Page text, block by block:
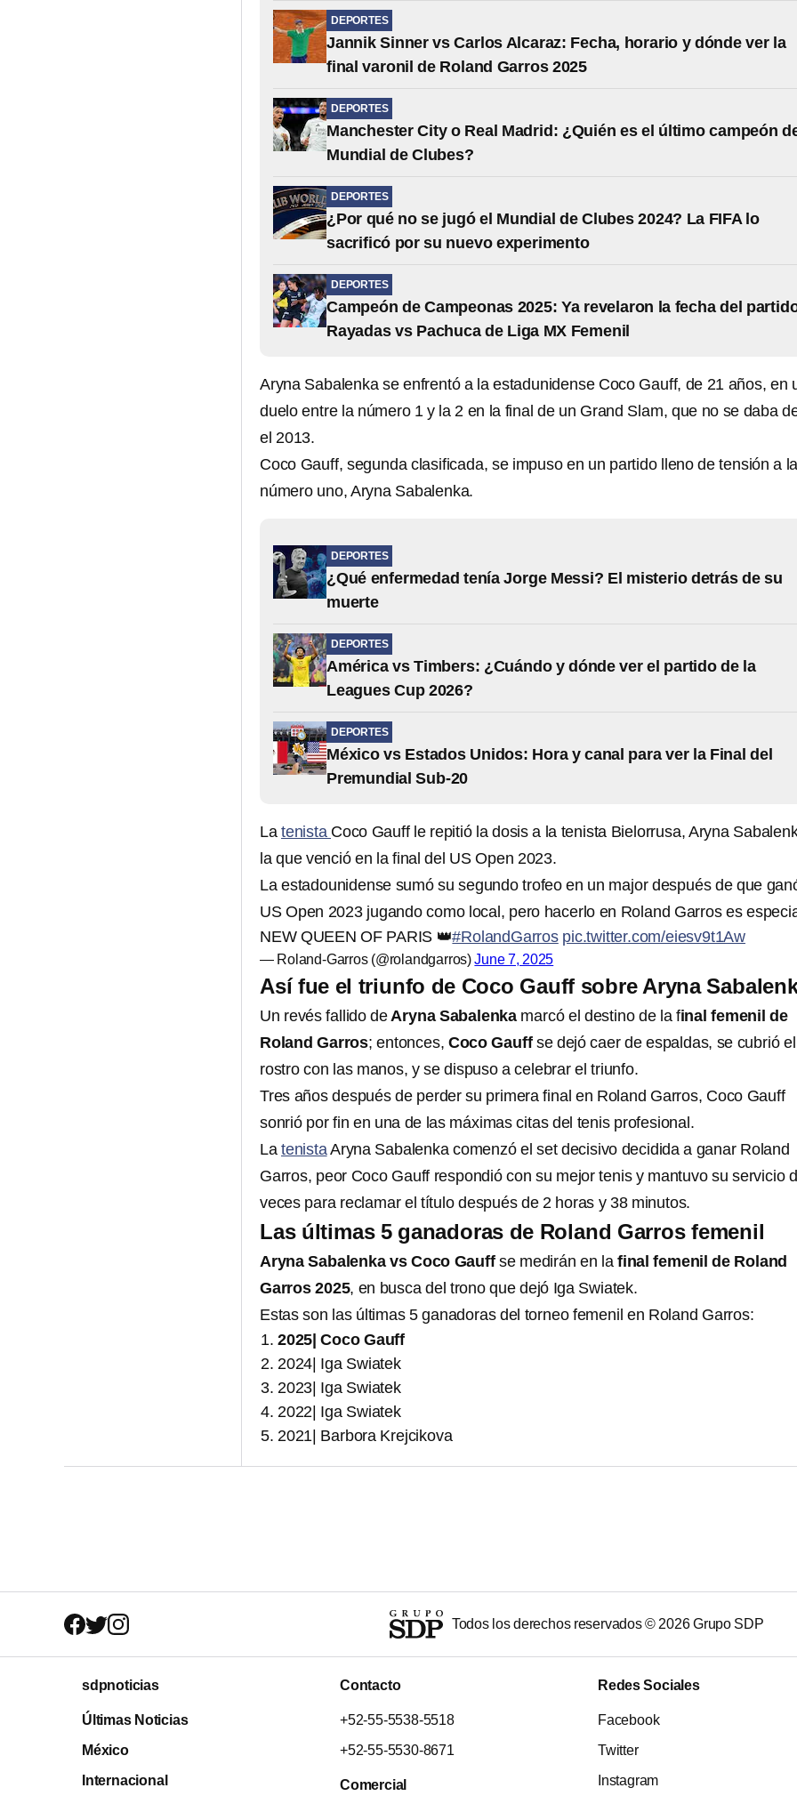
DEPORTES
Jannik Sinner vs Carlos Alcaraz: Fecha, horario y dónde ver la
final varonil de Roland Garros 2025
DEPORTES
Manchester City o Real Madrid: ¿Quién es el último campeón
Mundial de Clubes?
DEPORTES
¿Por qué no se jugó el Mundial de Clubes 2024? La FIFA lo
sacrificó por su nuevo experimento
DEPORTES
Campeón de Campeonas 2025: Ya revelaron la fecha del
Rayadas vs Pachuca de Liga MX Femenil
Aryna Sabalenka se enfrentó a la estadunidense Coco Gauff, de 21 años, en
duelo entre la número 1 y la 2 en la final de un Grand Slam, que no se daba
el 2013.
Coco Gauff, segunda clasificada, se impuso en un partido lleno de tensión a
número uno, Aryna Sabalenka.
DEPORTES
¿Qué enfermedad tenía Jorge Messi? El misterio detrás de su
muerte
DEPORTES
América vs Timbers: ¿Cuándo y dónde ver el partido de la
Leagues Cup 2026?
DEPORTES
México vs Estados Unidos: Hora y canal para ver la Final del
Premundial Sub-20
La tenista Coco Gauff le repitió la dosis a la tenista Bielorrusa, Aryna
la que venció en la final del US Open 2023.
La estadounidense sumó su segundo trofeo en un major después de que
US Open 2023 jugando como local, pero hacerlo en Roland Garros es
NEW QUEEN OF PARIS 👑#RolandGarros pic.twitter.com/eiesv9t1Aw
— Roland-Garros (@rolandgarros)June 7, 2025
Así fue el triunfo de Coco Gauff sobre Aryna
Un revés fallido deAryna Sabalenka marcó el destino de la final femenil de
Roland Garros; entonces, Coco Gauff se dejó caer de espaldas, se cubrió el
rostro con las manos, y se dispuso a celebrar el triunfo.
Tres años después de perder su primera final en Roland Garros, Coco Gauff
sonrió por fin en una de las máximas citas del tenis profesional.
La tenistaAryna Sabalenka comenzó el set decisivo decidida a ganar Roland
Garros, peor Coco Gauff respondió con su mejor tenis y mantuvo su servicio
veces para reclamar el título después de 2 horas y 38 minutos.
Las últimas 5 ganadoras de Roland Garros femenil
Aryna Sabalenka vs Coco Gauffse medirán en lafinal femenil de Roland
Garros 2025, en busca del trono que dejó Iga Swiatek.
Estas son las últimas 5 ganadoras del torneo femenil en Roland Garros:
2025| Coco Gauff
2024| Iga Swiatek
2023| Iga Swiatek
2022| Iga Swiatek
2021| Barbora Krejcikova
Todos los derechos reservados © 2026Grupo SDP
sdpnoticias
Últimas Noticias
México
Internacional
Contacto
+52-55-5538-5518
+52-55-5530-8671
Comercial
Redes Sociales
Facebook
Twitter
Instagram